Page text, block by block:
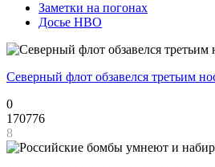
Заметки на погонах
Досье НВО
Северный флот обзавелся третьим
0
170776
8